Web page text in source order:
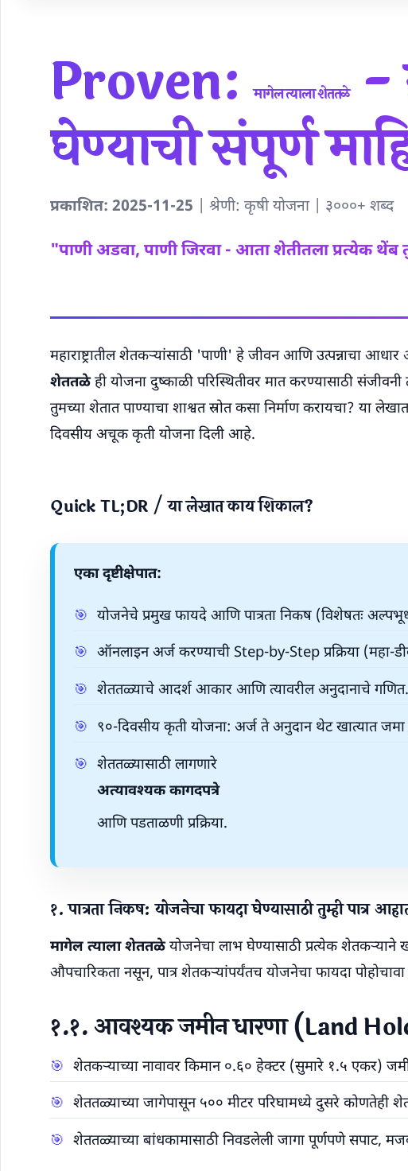
Proven:मागेल त्याला शेततळे-
घेण्याची संपूर्ण
प्रकाशित: 2025-11-25 | श्रेणी: कृषी योजना | ३०००+ शब्द
"पाणी अडवा, पाणी जिरवा - आता शेतीतला प्रत्येक
महाराष्ट्रातील शेतकऱ्यांसाठी 'पाणी' हे जीवन आणि उत्पन्नाचा
शेततळेही योजना दुष्काळी परिस्थितीवर मात करण्यासाठी
तुमच्या शेतात पाण्याचा शाश्वत स्रोत कसा निर्माण करायचा? या
दिवसीय अचूक कृती योजना दिली आहे.
Quick TL;DR / या लेखात काय शिकाल?
एका दृष्टीक्षेपात:
योजनेचे प्रमुख फायदे आणि पात्रता निकष (विशेषतः
ऑनलाइन अर्ज करण्याची Step-by-Step प्रक्रिया (महा-
शेततळ्याचे आदर्श आकार आणि त्यावरील अनुदानाचे गणित.
९०-दिवसीय कृती योजना: अर्ज ते अनुदान थेट खात्यात जमा
शेततळ्यासाठी लागणारे
अत्यावश्यक कागदपत्रे
आणि पडताळणी प्रक्रिया.
१. पात्रता निकष: योजनेचा फायदा घेण्यासाठी तुम्ही पात्र
मागेल त्याला शेततळेयोजनेचा लाभ घेण्यासाठी प्रत्येक
औपचारिकता नसून, पात्र शेतकऱ्यांपर्यंतच योजनेचा फायदा
१.१. आवश्यक जमीन धारणा (Land
शेतकऱ्याच्या नावावर किमान ०.६० हेक्टर (सुमारे १.५ एकर)
शेततळ्याच्या जागेपासून ५०० मीटर परिघामध्ये दुसरे कोणतेही
शेततळ्याच्या बांधकामासाठी निवडलेली जागा पूर्णपणे सपाट,